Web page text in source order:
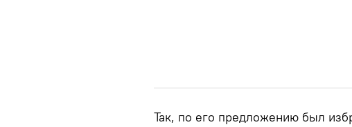
Так, по его предложению был